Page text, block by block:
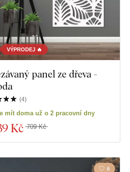
VÝPRODEJ 🔥
panel ze dřeva -
(4)
mít doma už o 2 pracovní dny
Kč 709 Kč
6